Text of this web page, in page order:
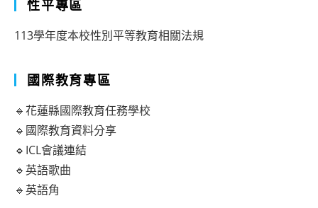
性平專區
113學年度本校性別平等教育相關法規
國際教育專區
🔹花蓮縣國際教育任務學校
🔹國際教育資料分享
🔹ICL會議連結
🔹英語歌曲
🔹英語角